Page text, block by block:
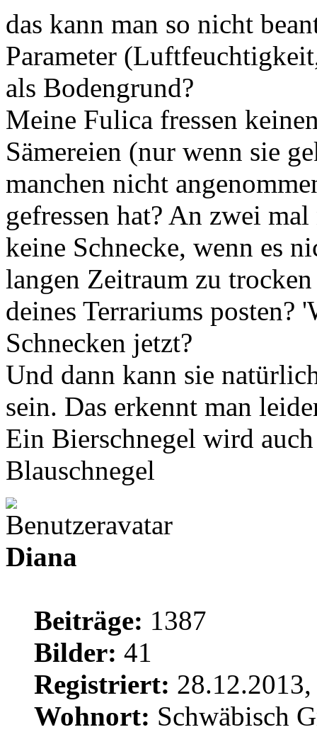
das kann man so nicht
Parameter
als Bodengrund?
Meine Fulica fressen
Sämereien (nur wenn sie
manchen nicht
gefressen hat? An zwei
keine Schnecke, wenn es
langen Zeitraum zu
deines Terrariums posten?
Schnecken jetzt?
Und dann kann sie
sein. Das erkennt man
Ein Bierschnegel wird
Blauschnegel
Diana
Beiträge: 1387
Bilder: 41
Registriert:
Wohnort: Schwäbisch